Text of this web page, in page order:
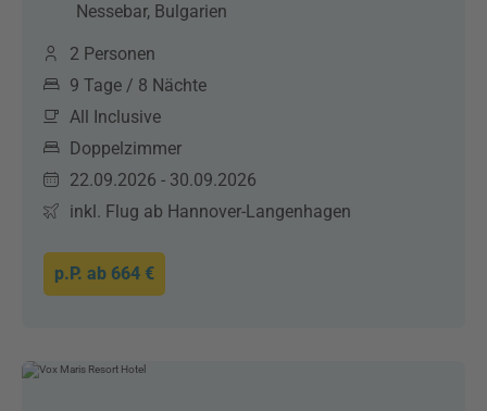
Nessebar, Bulgarien
2 Personen
9 Tage / 8 Nächte
All Inclusive
Doppelzimmer
22.09.2026 - 30.09.2026
inkl. Flug ab Hannover-Langenhagen
p.P. ab 664 €